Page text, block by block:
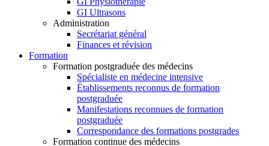
GI Ultrasons
Administration
Secrétariat général
Finances et révision
Formation
Formation postgraduée des médecins
Spécialiste en médecine intensive
Établissements reconnus de formation
postgraduée
Manifestations reconnues de formation
postgraduée
Correspondance des formations postgrades
Formation continue des médecins